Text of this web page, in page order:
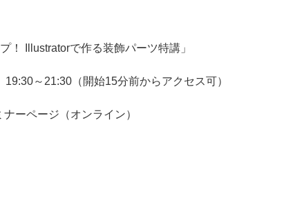
！ Illustratorで作る装飾パーツ特講」
～21:30（開始15分前からアクセス可）
ーページ（オンライン）